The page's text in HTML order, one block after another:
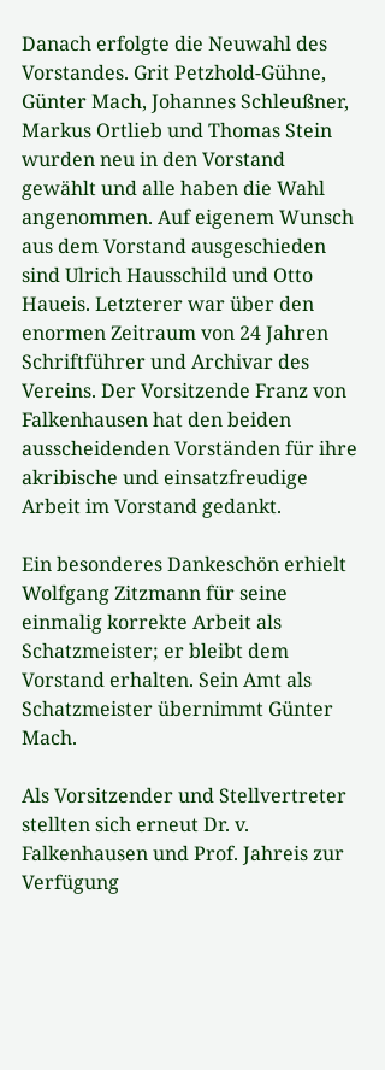
Danach erfolgte die Neuwahl des
Vorstandes. Grit Petzhold-Gühne,
Günter Mach, Johannes Schleußner,
Markus Ortlieb und Thomas Stein
wurden neu in den Vorstand
gewählt und alle haben die Wahl
angenommen. Auf eigenem Wunsch
aus dem Vorstand ausgeschieden
sind Ulrich Hausschild und Otto
Haueis. Letzterer war über den
enormen Zeitraum von 24 Jahren
Schriftführer und Archivar des
Vereins. Der Vorsitzende Franz von
Falkenhausen hat den beiden
ausscheidenden Vorständen für ihre
akribische und einsatzfreudige
Arbeit im Vorstand gedankt.
Ein besonderes Dankeschön erhielt
Wolfgang Zitzmann für seine
einmalig korrekte Arbeit als
Schatzmeister; er bleibt dem
Vorstand erhalten. Sein Amt als
Schatzmeister übernimmt Günter
Mach.
Als Vorsitzender und Stellvertreter
stellten sich erneut Dr. v.
Falkenhausen und Prof. Jahreis zur
Verfügung